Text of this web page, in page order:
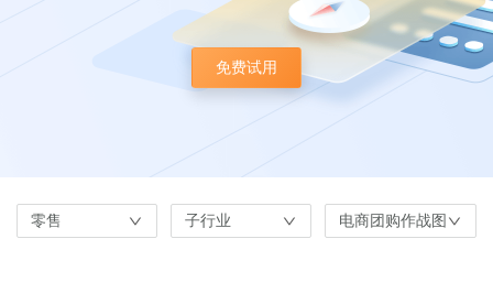
免费试用
零售 子行业 电商团购作战图